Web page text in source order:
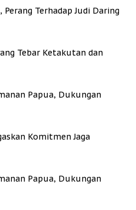
Terhadap Judi Daring
Tebar Ketakutan dan
Papua, Dukungan
Komitmen Jaga
Papua, Dukungan